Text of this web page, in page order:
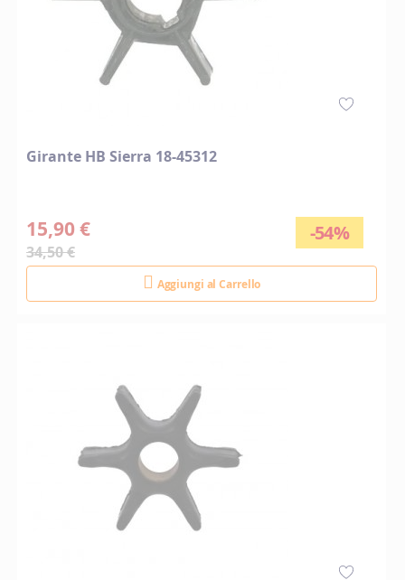
Girante HB Sierra 18-45312
-54%
15,90 €
34,50 €
Aggiungi al Carrello